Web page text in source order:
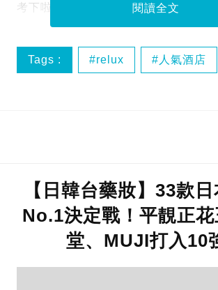
考下啦！
閱讀全文
Tags : relux 人氣酒店
【日韓台藥妝】33款
No.1決定戰！平靚正
堂、MUJI打入10